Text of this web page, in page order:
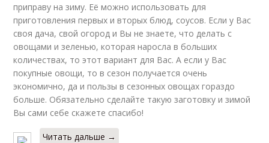
приправу на зиму. Её можно использовать для
приготовления первых и вторых блюд, соусов. Если у Вас
своя дача, свой огород и Вы не знаете, что делать с
овощами и зеленью, которая наросла в больших
количествах, то этот вариант для Вас. А если у Вас
покупные овощи, то в сезон получается очень
экономично, да и пользы в сезонных овощах гораздо
больше. Обязательно сделайте такую заготовку и зимой
Вы сами себе скажете спасибо!
Читать дальше →